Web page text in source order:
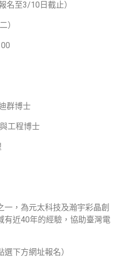
名至3/10日截止）
）
群博士
工程博士
，為元太科技及瀚宇彩晶創
有近40年的經驗，協助臺灣電
下方網址報名）